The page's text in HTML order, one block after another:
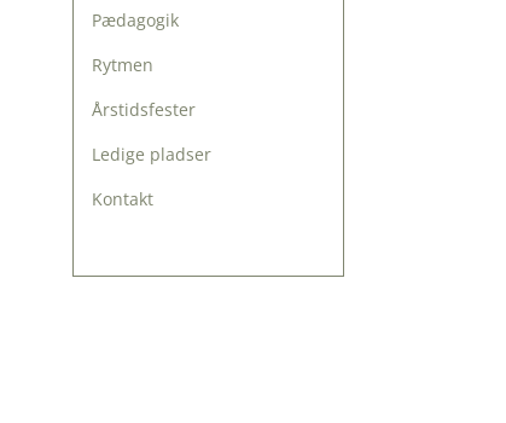
Pædagogik
Rytmen
Årstidsfester
Ledige pladser
Kontakt